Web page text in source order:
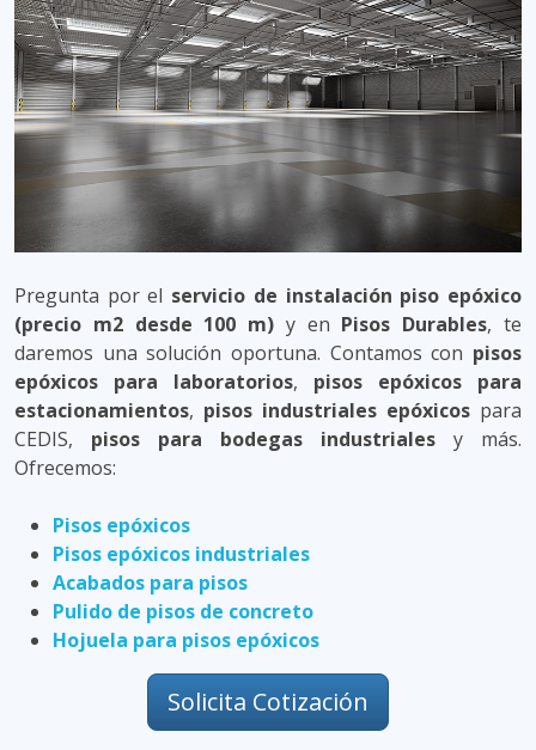
Pregunta por el servicio de instalación piso epóxico
(precio m2 desde 100 m) y en Pisos Durables, te
daremos una solución oportuna. Contamos con pisos
epóxicos para laboratorios, pisos epóxicos para
estacionamientos, pisos industriales epóxicos para
CEDIS, pisos para bodegas industriales y más.
Ofrecemos:
Pisos epóxicos
Pisos epóxicos industriales
Acabados para pisos
Pulido de pisos de concreto
Hojuela para pisos epóxicos
Solicita Cotización